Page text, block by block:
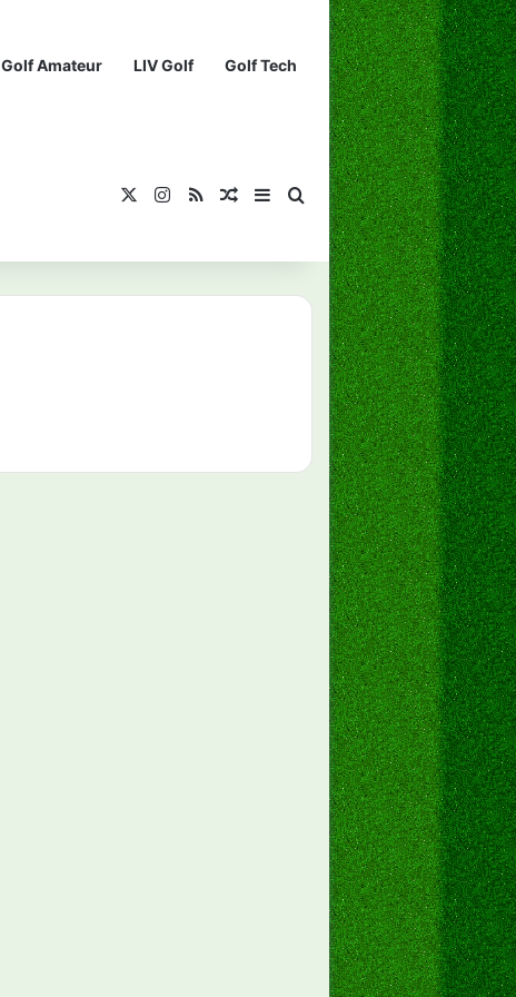
Golf Amateur LIV Golf Golf Tech
Instagram
RSS ¡Muéstrame un artículo
Barra lateral
Buscar...